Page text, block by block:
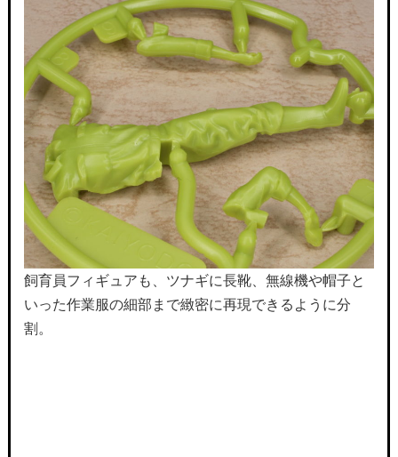
飼育員フィギュアも、ツナギに長靴、無線機や帽子と
いった作業服の細部まで緻密に再現できるように分
割。